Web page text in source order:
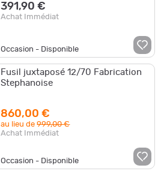
391,90 €
Achat Immédiat
Occasion - Disponible
Fusil juxtaposé 12/70 Fabrication
Stephanoise
860,00 €
au lieu de999,00 €
Achat Immédiat
Occasion - Disponible